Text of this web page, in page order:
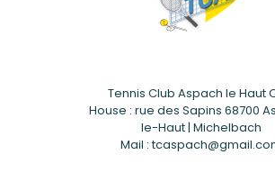
Tennis Club Aspach le Haut
House : rue des Sapins 68700
le-Haut | Michelbach
Mail :